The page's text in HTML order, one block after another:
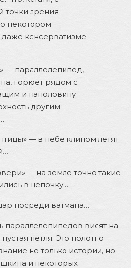
точки зрения
некотором
консерватизме
— параллелепипед,
горюет рядом с
и наполовину
другим
— в небе клином летят
— на земле точно такие
в цепочку…
посреди ватмана…
параллелепипедов висят на
петля. Это полотно
не только истории, но
и некоторых